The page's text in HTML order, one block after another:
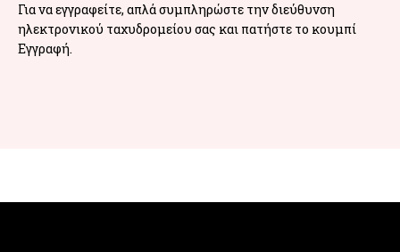
Για να εγγραφείτε, απλά συμπληρώστε την διεύθυνση
ηλεκτρονικού ταχυδρομείου σας και πατήστε το κουμπί
Εγγραφή.